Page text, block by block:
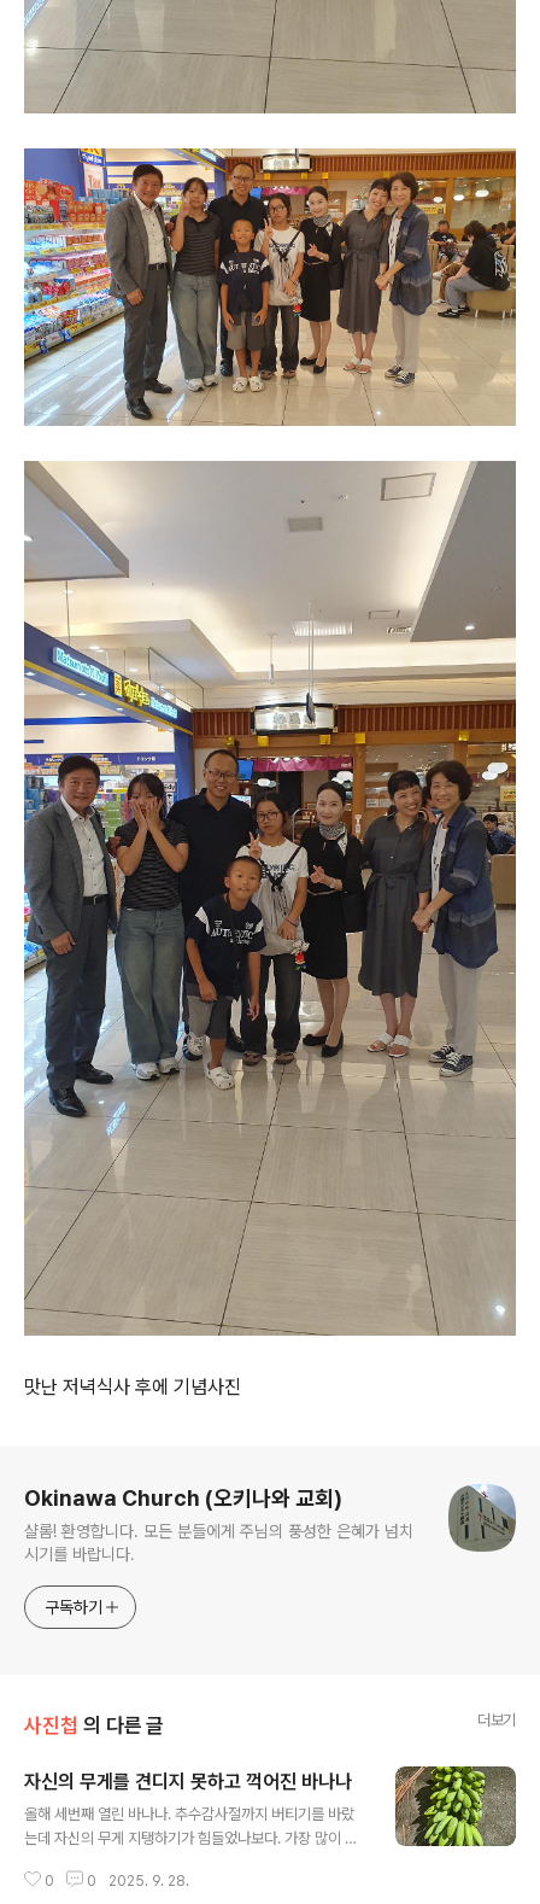
맛난 저녁식사 후에 기념사진
Okinawa Church (오키나와 교회)
샬롬! 환영합니다. 모든 분들에게 주님의 풍성한 은혜가 넘치
시기를 바랍니다.
구독하기
사진첩 의 다른 글 더보기
자신의 무게를 견디지 못하고 꺽어진 바나나
올해 세번째 열린 바나나. 추수감사절까지 버티기를 바랐
는데 자신의 무게 지탱하기가 힘들었나보다. 가장 많이 열
0 0 2025. 9. 28.